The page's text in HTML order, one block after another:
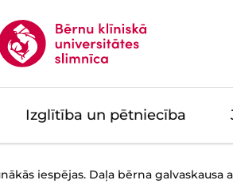
Izglītība un pētniecība
iespējas. Daļa bērna galvaskausa